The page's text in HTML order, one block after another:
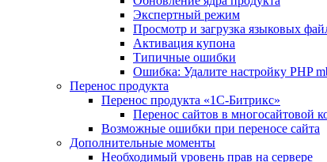
Экспертный режим
Просмотр и загрузка языковых
Активация купона
Типичные ошибки
Ошибка: Удалите настройку PHP
Перенос продукта
Перенос продукта «1C-Битрикс»
Перенос сайтов в многосайтовой
Возможные ошибки при переносе сайта
Дополнительные моменты
Необходимый уровень прав на сервере